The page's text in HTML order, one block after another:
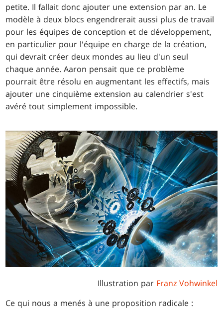
petite. Il fallait donc ajouter une extension par an. Le
modèle à deux blocs engendrerait aussi plus de travail
pour les équipes de conception et de développement,
en particulier pour l'équipe en charge de la création,
qui devrait créer deux mondes au lieu d'un seul
chaque année. Aaron pensait que ce problème
pourrait être résolu en augmentant les effectifs, mais
ajouter une cinquième extension au calendrier s'est
avéré tout simplement impossible.
Illustration par Franz Vohwinkel
Ce qui nous a menés à une proposition radicale :